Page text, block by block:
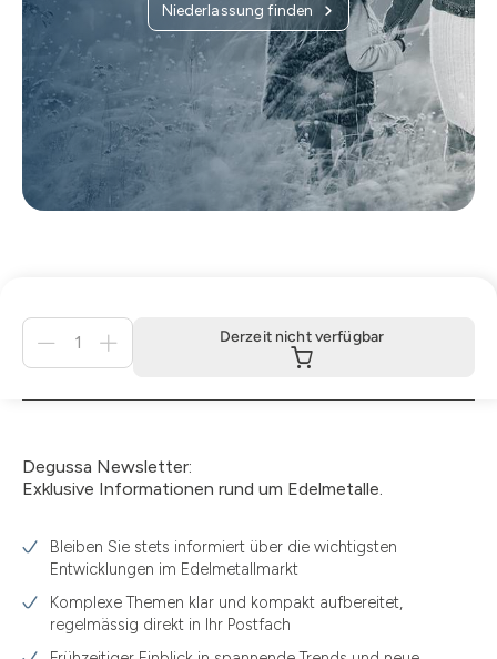
Niederlassung finden
Derzeit
verfügbar
Derzeit nicht verfügbar
Degussa Newsletter:
Exklusive Informationen rund um Edelmetalle.
Bleiben Sie stets informiert über die wichtigsten
Entwicklungen im Edelmetallmarkt
Komplexe Themen klar und kompakt aufbereitet,
regelmässig direkt in Ihr Postfach